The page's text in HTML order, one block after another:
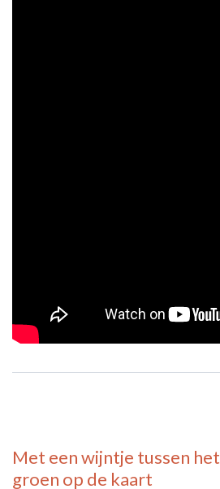
Met een wijntje tussen het
groen op de kaart